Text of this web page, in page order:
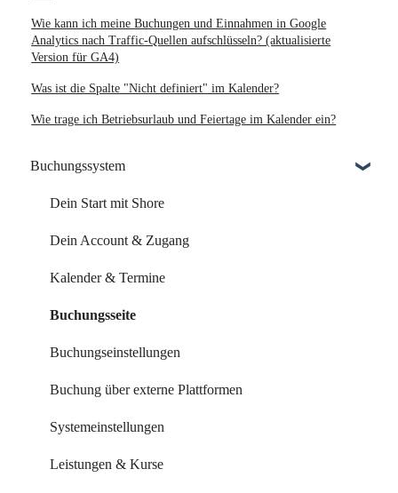
Wie kann ich meine Buchungen und Einnahmen in Google
Analytics nach Traffic-Quellen aufschlüsseln? (aktualisierte
Version für GA4)
Was ist die Spalte "Nicht definiert" im Kalender?
Wie trage ich Betriebsurlaub und Feiertage im Kalender ein?
Buchungssystem
Dein Start mit Shore
Dein Account & Zugang
Kalender & Termine
Buchungsseite
Buchungseinstellungen
Buchung über externe Plattformen
Systemeinstellungen
Leistungen & Kurse